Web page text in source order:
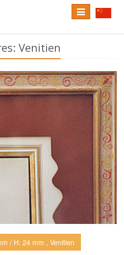
Toggle
language
Toggle
navigation
Venitien
/ H: 24 mm , Venitien